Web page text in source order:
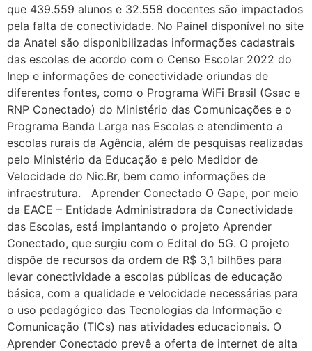
que 439.559 alunos e 32.558 docentes são impactados
pela falta de conectividade. No Painel disponível no site
da Anatel são disponibilizadas informações cadastrais
das escolas de acordo com o Censo Escolar 2022 do
Inep e informações de conectividade oriundas de
diferentes fontes, como o Programa WiFi Brasil (Gsac e
RNP Conectado) do Ministério das Comunicações e o
Programa Banda Larga nas Escolas e atendimento a
escolas rurais da Agência, além de pesquisas realizadas
pelo Ministério da Educação e pelo Medidor de
Velocidade do Nic.Br, bem como informações de
infraestrutura. Aprender Conectado O Gape, por meio
da EACE – Entidade Administradora da Conectividade
das Escolas, está implantando o projeto Aprender
Conectado, que surgiu com o Edital do 5G. O projeto
dispõe de recursos da ordem de R$ 3,1 bilhões para
levar conectividade a escolas públicas de educação
básica, com a qualidade e velocidade necessárias para
o uso pedagógico das Tecnologias da Informação e
Comunicação (TICs) nas atividades educacionais. O
Aprender Conectado prevê a oferta de internet de alta